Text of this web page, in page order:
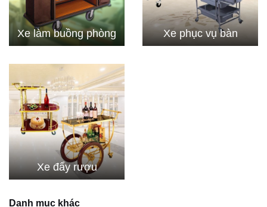
Xe làm buồng phòng Xe phục vụ bàn
Xe đẩy rượu
Danh mục khác